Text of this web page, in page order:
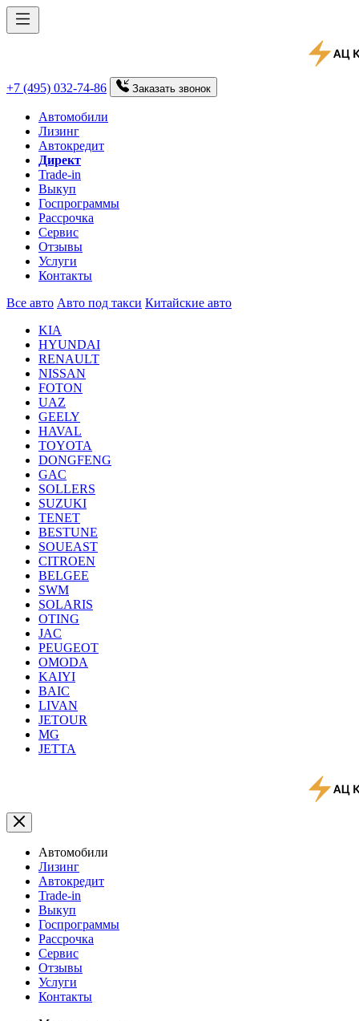
+7 (495) 032-74-86 Заказать звонок
Автомобили
Лизинг
Автокредит
Директ
Trade-in
Выкуп
Госпрограммы
Рассрочка
Сервис
Отзывы
Услуги
Контакты
Все авто Авто под такси Китайские авто
KIA
HYUNDAI
RENAULT
NISSAN
FOTON
UAZ
GEELY
HAVAL
TOYOTA
DONGFENG
GAC
SOLLERS
SUZUKI
TENET
BESTUNE
SOUEAST
CITROEN
BELGEE
SWM
SOLARIS
OTING
JAC
PEUGEOT
OMODA
KAIYI
BAIC
LIVAN
JETOUR
MG
JETTA
Автомобили
Лизинг
Автокредит
Trade-in
Выкуп
Госпрограммы
Рассрочка
Сервис
Отзывы
Услуги
Контакты